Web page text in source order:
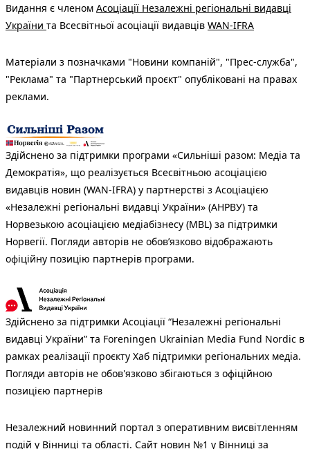
Видання є членом Асоціації Незалежні регіональні видавці
України та Всесвітньої асоціації видавців WAN-IFRA
Матеріали з позначками "Новини компаній", "Прес-служба",
"Реклама" та "Партнерський проєкт" опубліковані на правах
реклами.
Здійснено за підтримки програми «Сильніші разом: Медіа та
Демократія», що реалізується Всесвітньою асоціацією
видавців новин (WAN-IFRA) у партнерстві з Асоціацією
«Незалежні регіональні видавці України» (АНРВУ) та
Норвезькою асоціацією медіабізнесу (MBL) за підтримки
Норвегії. Погляди авторів не обов’язково відображають
офіційну позицію партнерів програми.
Здійснено за підтримки Асоціації “Незалежні регіональні
видавці України” та Foreningen Ukrainian Media Fund Nordic в
рамках реалізації проєкту Хаб підтримки регіональних медіа.
Погляди авторів не обов'язково збігаються з офіційною
позицією партнерів
Незалежний новинний портал з оперативним висвітленням
подій у Вінниці та області. Сайт новин №1 у Вінниці за